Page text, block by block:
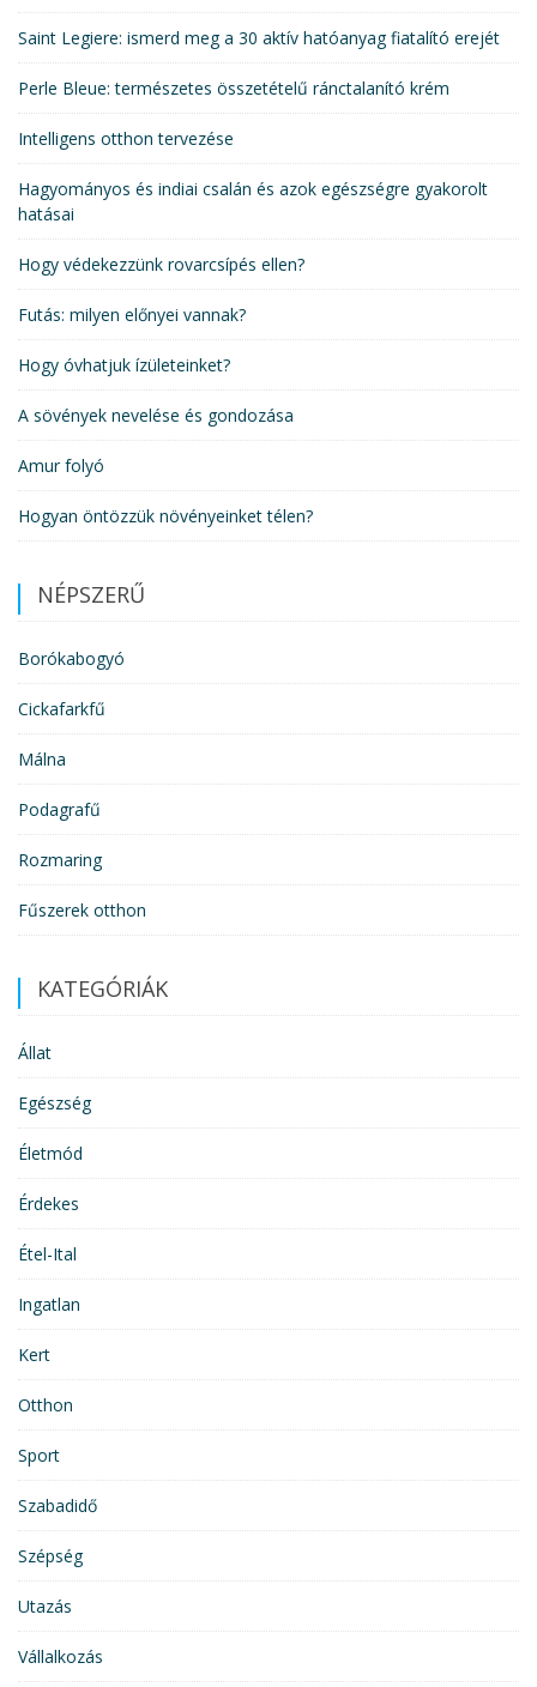
Saint Legiere: ismerd meg a 30 aktív hatóanyag fiatalító erejét
Perle Bleue: természetes összetételű ránctalanító krém
Intelligens otthon tervezése
Hagyományos és indiai csalán és azok egészségre gyakorolt
hatásai
Hogy védekezzünk rovarcsípés ellen?
Futás: milyen előnyei vannak?
Hogy óvhatjuk ízületeinket?
A sövények nevelése és gondozása
Amur folyó
Hogyan öntözzük növényeinket télen?
NÉPSZERŰ
Borókabogyó
Cickafarkfű
Málna
Podagrafű
Rozmaring
Fűszerek otthon
KATEGÓRIÁK
Állat
Egészség
Életmód
Érdekes
Étel-Ital
Ingatlan
Kert
Otthon
Sport
Szabadidő
Szépség
Utazás
Vállalkozás